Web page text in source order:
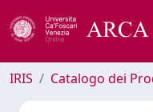
IRIS Catalogo dei